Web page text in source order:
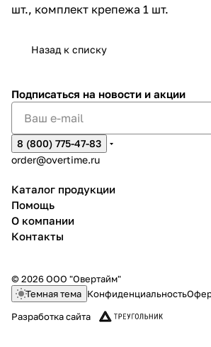
шт., комплект крепежа 1 шт.
Назад к списку
Подписаться на новости и акции
8 (800) 775-47-83
order@overtime.ru
Каталог продукции
Помощь
О компании
Контакты
© 2026 ООО "Овертайм"
Темная тема Конфиденциальность
Разработка сайта